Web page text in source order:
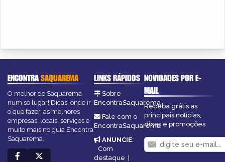
ENCONTRASAQUAREMA
O melhor de Saquarema
num só lugar! Dicas, onde ir,
o que fazer, as melhores
empresas, locais, serviços e
muito mais no guia Encontra
Saquarema.
LINKS RÁPIDOS
Sobre
EncontraSaquarema
Fale com o
EncontraSaquarema
ANUNCIE:
Com
destaque |
NOVIDADES POR E-
MAIL
Receba grátis as
principais notícias,
dicas e promoções